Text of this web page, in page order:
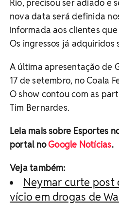
Rio, precisou ser adiado e
nova data será definida
informada aos clientes
Os ingressos já adquiridos
A última apresentação de
17 de setembro, no Coala
O show contou com as
Tim Bernardes.
Leia mais sobre Esportes
portal noGoogle Notícias.
Veja também:
Neymar curte post
vício em drogas de